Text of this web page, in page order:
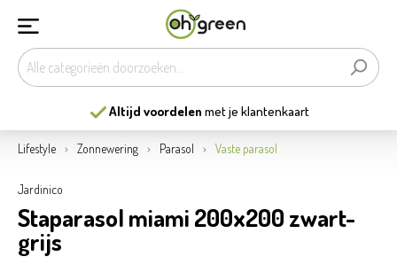
Altijd voordelen met je klantenkaart
Lifestyle Zonnewering Parasol Vaste parasol
Jardinico
Staparasol miami 200x200 zwart-
grijs